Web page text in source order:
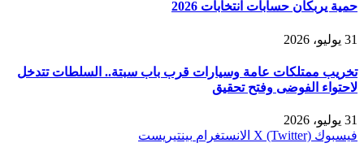
حمية يربكان حسابات انتخابات 2026
31 يوليو، 2026
تخريب ممتلكات عامة وسيارات قرب باب سبتة.. السلطات تتدخل
لاحتواء الفوضى وفتح تحقيق
31 يوليو، 2026
فيسبوك X (Twitter) الانستغرام بينتيريست